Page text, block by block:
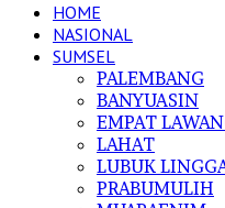
HOME
NASIONAL
SUMSEL
PALEMBANG
BANYUASIN
EMPAT
LAHAT
LUBUK
PRABUMULIH